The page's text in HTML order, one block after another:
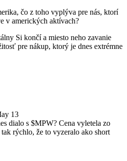
čo z toho vyplýva pre nás, ktorí
v amerických aktívach?
Si končí a miesto neho zavanie
pre nákup, ktorý je dnes extrémne
13
dialo s $MPW? Cena vyletela zo
rýchlo, že to vyzeralo ako short